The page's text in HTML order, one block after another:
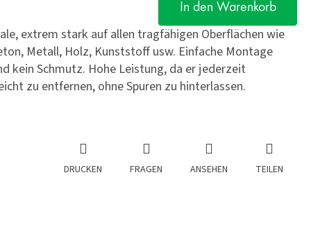
In den Warenkorb
extrem stark auf allen tragfähigen Oberflächen wie
Metall, Holz, Kunststoff usw. Einfache Montage
kein Schmutz. Hohe Leistung, da er jederzeit
zu entfernen, ohne Spuren zu hinterlassen.
DRUCKEN FRAGEN ANSEHEN TEILEN